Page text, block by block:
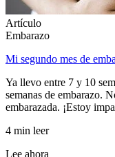
Artículo
Embarazo
Mi segundo mes de
Ya llevo entre 7 y 10
semanas de embarazo.
embarazada. ¡Estoy
4 min leer
Lee ahora